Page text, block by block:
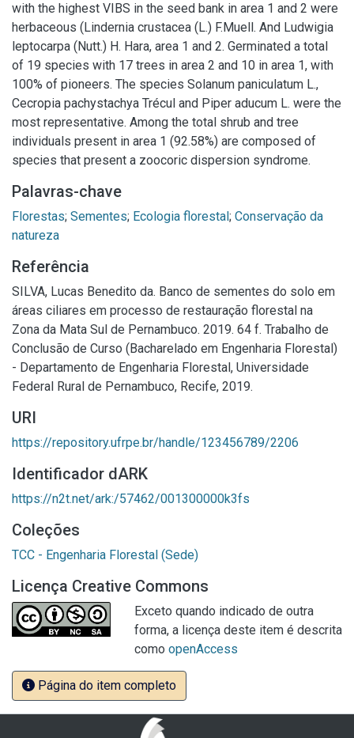
with the highest VIBS in the seed bank in area 1 and 2 were
herbaceous (Lindernia crustacea (L.) F.Muell. And Ludwigia
leptocarpa (Nutt.) H. Hara, area 1 and 2. Germinated a total
of 19 species with 17 trees in area 2 and 10 in area 1, with
100% of pioneers. The species Solanum paniculatum L.,
Cecropia pachystachya Trécul and Piper aducum L. were the
most representative. Among the total shrub and tree
individuals present in area 1 (92.58%) are composed of
species that present a zoocoric dispersion syndrome.
Palavras-chave
Florestas; Sementes; Ecologia florestal; Conservação da
natureza
Referência
SILVA, Lucas Benedito da. Banco de sementes do solo em
áreas ciliares em processo de restauração florestal na
Zona da Mata Sul de Pernambuco. 2019. 64 f. Trabalho de
Conclusão de Curso (Bacharelado em Engenharia Florestal)
- Departamento de Engenharia Florestal, Universidade
Federal Rural de Pernambuco, Recife, 2019.
URI
https://repository.ufrpe.br/handle/123456789/2206
Identificador dARK
https://n2t.net/ark:/57462/001300000k3fs
Coleções
TCC - Engenharia Florestal (Sede)
Licença Creative Commons
Exceto quando indicado de outra
forma, a licença deste item é descrita
como openAccess
Página do item completo